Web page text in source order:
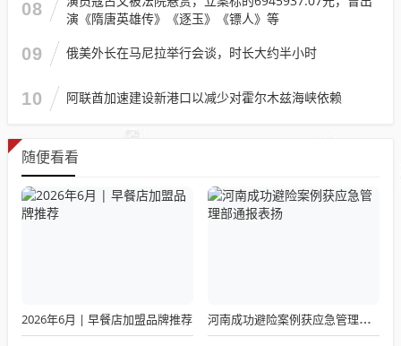
08
演《隋唐英雄传》《逐玉》《镖人》等
09 俄美外长在马尼拉举行会谈，时长大约半小时
10 阿联酋加速建设新港口以减少对霍尔木兹海峡依赖
随便看看
2026年6月 | 早餐店加盟品牌推荐 河南成功避险案例获应急管理部通报表扬